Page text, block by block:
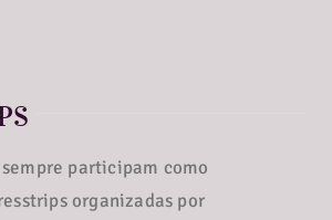
participam como
organizadas por